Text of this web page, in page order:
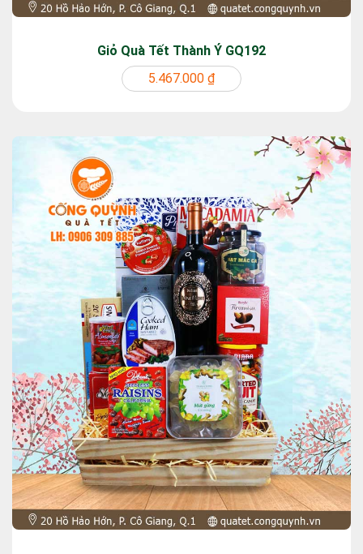
Giỏ Quà Tết Thành Ý GQ192
5.467.000 ₫